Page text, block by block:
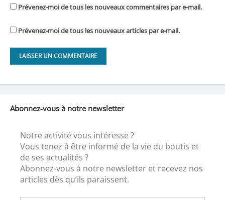
Prévenez-moi de tous les nouveaux commentaires par e-mail.
Prévenez-moi de tous les nouveaux articles par e-mail.
Abonnez-vous à notre newsletter
Notre activité vous intéresse ?
Vous tenez à être informé de la vie du boutis et
de ses actualités ?
Abonnez-vous à notre newsletter et recevez nos
articles dès qu’ils paraissent.